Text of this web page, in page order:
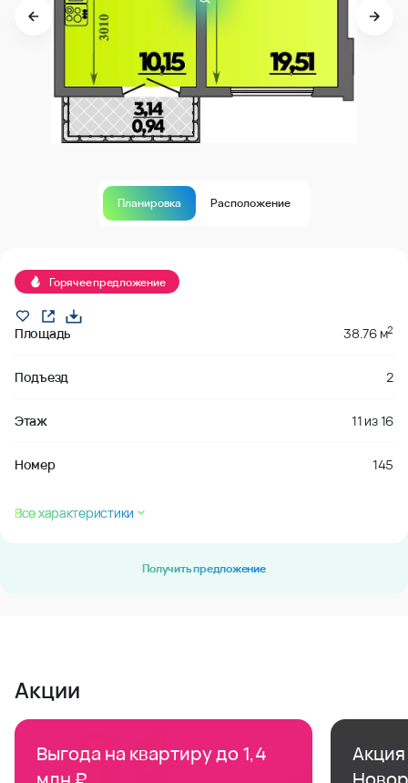
Планировка Расположение
Горячее предложение
Площадь 38.76 м2
Подъезд 2
Этаж 11 из16
Номер 145
Все характеристики
Получить предложение
Акции
Выгода на квартиру до 1,4